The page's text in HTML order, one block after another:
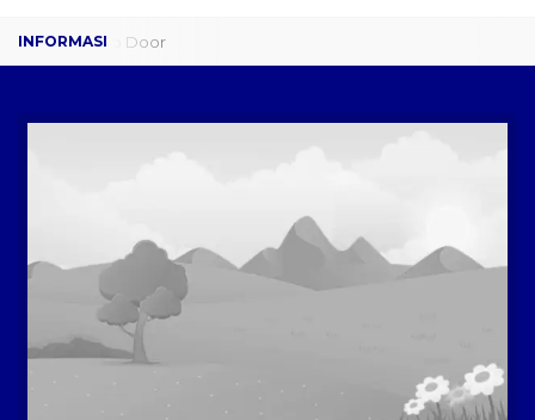
Travel Door to Door
Paket Kilat
Pengiriman Barang